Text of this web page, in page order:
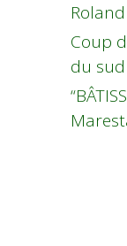
Roland
Coup
du